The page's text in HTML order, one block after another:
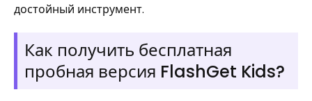
достойный инструмент.
Как получить бесплатная
пробная версия FlashGet Kids?